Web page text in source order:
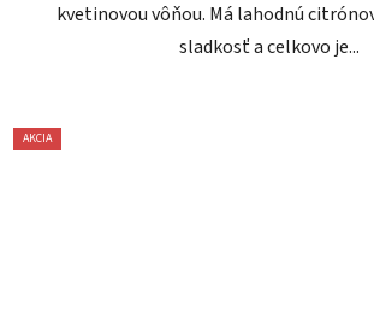
kvetinovou vôňou. Má lahodnú
sladkosť a celkovo je...
AKCIA